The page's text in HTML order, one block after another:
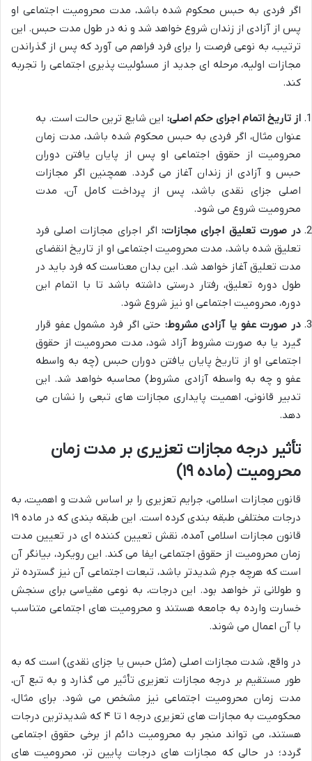
اگر فردی به حبس محکوم شده باشد، مدت محرومیت اجتماعی او
پس از آزادی از زندان شروع خواهد شد و نه در طول مدت حبس. این
ترتیب، به نوعی فرصت را برای فرد فراهم می آورد که پس از گذراندن
مجازات اولیه، مرحله ای جدید از مسئولیت پذیری اجتماعی را تجربه
کند.
از تاریخ اتمام اجرای حکم اصلی: این شایع ترین حالت است. به
عنوان مثال، اگر فردی به حبس محکوم شده باشد، مدت زمان
محرومیت از حقوق اجتماعیاو پس از پایان یافتن دوران
حبس و آزادی از زندان آغاز می گردد. همچنین اگر مجازات
اصلی جزای نقدی باشد، پس از پرداخت کامل آن، مدت
محرومیت شروع می شود.
در صورت تعلیق اجرای مجازات:اگر اجرای مجازات اصلی فرد
تعلیق شده باشد، مدت محرومیت اجتماعی او از تاریخ انقضای
مدت تعلیق آغاز خواهد شد. این بدان معناست که فرد باید در
طول دوره تعلیق، رفتار درستی داشته باشد تا با اتمام این
دوره، محرومیت اجتماعی او نیز شروع شود.
در صورت عفو یا آزادی مشروط: حتی اگر فرد مشمول عفو قرار
گیرد یا به صورت مشروط آزاد شود، مدت محرومیت از حقوق
اجتماعی او از تاریخ پایان یافتن دوران حبس (چه به واسطه
عفو و چه به واسطه آزادی مشروط) محاسبه خواهد شد. این
تدبیر قانونی، اهمیت پایداری مجازات های تبعی را نشان می
دهد.
تأثیر درجه مجازات تعزیری بر مدت زمان
محرومیت (ماده ۱۹)
قانون مجازات اسلامی، جرایم تعزیری را بر اساس شدت و اهمیت، به
درجات مختلفی طبقه بندی کرده است. این طبقه بندی که در ماده ۱۹
قانون مجازات اسلامی آمده، نقش تعیین کننده ای در تعیین مدت
زمان محرومیت از حقوق اجتماعی ایفا می کند. این رویکرد، بیانگر آن
است که هرچه جرم شدیدتر باشد، تبعات اجتماعی آن نیز گسترده تر
و طولانی تر خواهد بود. این درجات، به نوعی مقیاسی برای سنجش
خسارت وارده به جامعه هستند و محرومیت های اجتماعی متناسب
با آن اعمال می شوند.
در واقع، شدت مجازات اصلی (مثل حبس یا جزای نقدی) است که به
طور مستقیم بر درجه مجازات تعزیری تأثیر می گذارد و به تبع آن،
مدت زمان محرومیت اجتماعی نیز مشخص می شود. برای مثال،
محکومیت به مجازات های تعزیری درجه ۱ تا ۴ که شدیدترین درجات
هستند، می تواند منجر به محرومیت دائم از برخی حقوق اجتماعی
گردد؛ در حالی که مجازات های درجات پایین تر، محرومیت های